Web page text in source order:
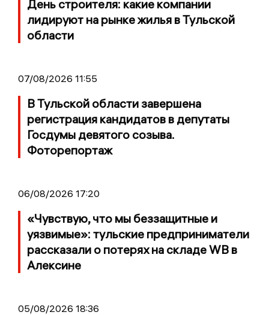
День строителя: какие компании
лидируют на рынке жилья в Тульской
области
07/08/2026 11:55
В Тульской области завершена
регистрация кандидатов в депутаты
Госдумы девятого созыва.
Фоторепортаж
06/08/2026 17:20
«Чувствую, что мы беззащитные и
уязвимые»: тульские предприниматели
рассказали о потерях на складе WB в
Алексине
05/08/2026 18:36